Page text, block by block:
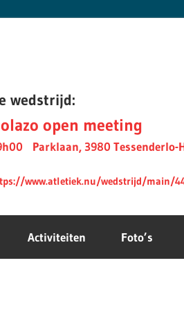
wedstrijd:
open meeting
Parklaan, 3980 Tessenderlo-
www.atletiek.nu/wedstrijd/main/
Activiteiten Foto’s